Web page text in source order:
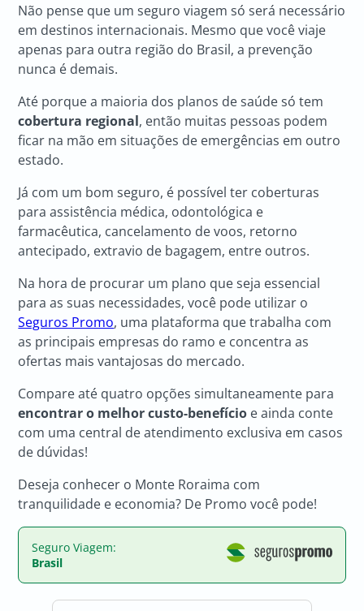
Não pense que um seguro viagem só será necessário
em destinos internacionais. Mesmo que você viaje
apenas para outra região do Brasil, a prevenção
nunca é demais.
Até porque a maioria dos planos de saúde só tem
cobertura regional, então muitas pessoas podem
ficar na mão em situações de emergências em outro
estado.
Já com um bom seguro, é possível ter coberturas
para assistência médica, odontológica e
farmacêutica, cancelamento de voos, retorno
antecipado, extravio de bagagem, entre outros.
Na hora de procurar um plano que seja essencial
para as suas necessidades, você pode utilizar o
Seguros Promo, uma plataforma que trabalha com
as principais empresas do ramo e concentra as
ofertas mais vantajosas do mercado.
Compare até quatro opções simultaneamente para
encontrar o melhor custo-benefício e ainda conte
com uma central de atendimento exclusiva em casos
de dúvidas!
Deseja conhecer o Monte Roraima com
tranquilidade e economia? De Promo você pode!
Seguro Viagem:
Brasil